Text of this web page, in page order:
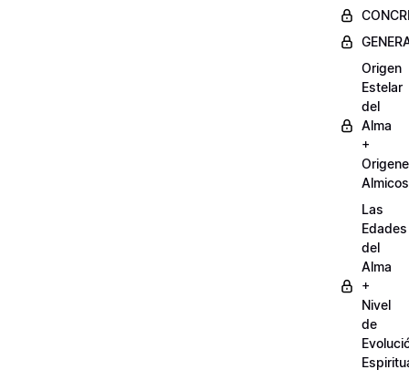
Origen
Estelar
del
Alma
+
Almicos
Las
Edades
del
Alma
+
Nivel
de